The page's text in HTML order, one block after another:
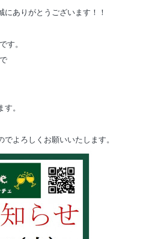
ありがとうございます！！
す。
。
よろしくお願いいたします。